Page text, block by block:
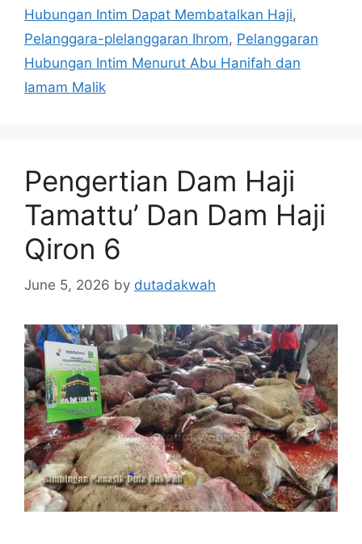
Hubungan Intim Dapat Membatalkan Haji,
Pelanggara-plelanggaran Ihrom, Pelanggaran
Hubungan Intim Menurut Abu Hanifah dan
Iamam Malik
Pengertian Dam Haji
Tamattu’ Dan Dam Haji
Qiron 6
June 5, 2026 by dutadakwah